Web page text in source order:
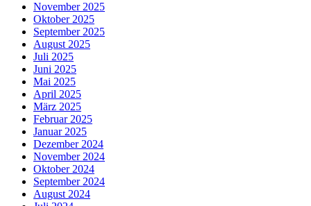
November 2025
Oktober 2025
September 2025
August 2025
Juli 2025
Juni 2025
Mai 2025
April 2025
März 2025
Februar 2025
Januar 2025
Dezember 2024
November 2024
Oktober 2024
September 2024
August 2024